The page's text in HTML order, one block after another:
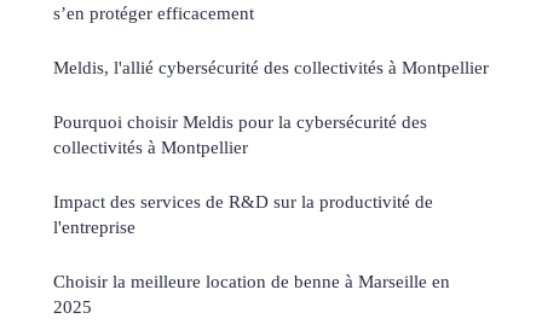
s’en protéger efficacement
Meldis, l'allié cybersécurité des collectivités à Montpellier
Pourquoi choisir Meldis pour la cybersécurité des
collectivités à Montpellier
Impact des services de R&D sur la productivité de
l'entreprise
Choisir la meilleure location de benne à Marseille en
2025